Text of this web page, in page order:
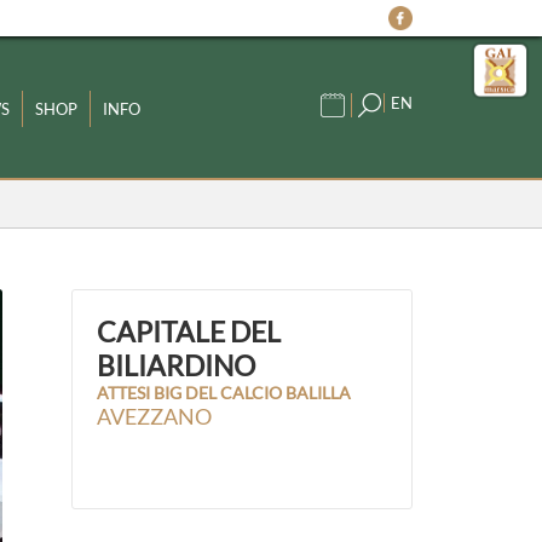
SHOP INFO EN
CAPITALE DEL
BILIARDINO
ATTESI BIG DEL CALCIO BALILLA
AVEZZANO